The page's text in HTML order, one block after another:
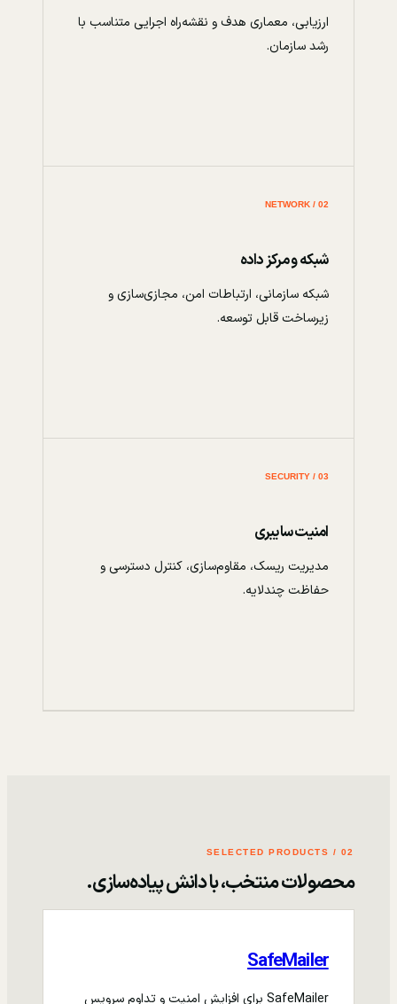
ارزیابی، معماری هدف و نقشه‌راه اجرایی متناسب با
رشد سازمان.
02 / NETWORK
شبکه و مرکز داده
شبکه سازمانی، ارتباطات امن، مجازی‌سازی و
زیرساخت قابل توسعه.
03 / SECURITY
امنیت سایبری
مدیریت ریسک، مقاوم‌سازی، کنترل دسترسی و
حفاظت چندلایه.
02 / SELECTED PRODUCTS
محصولات منتخب، با دانش پیاده‌سازی.
SafeMailer
SafeMailer برای افزایش امنیت و تداوم سرویس